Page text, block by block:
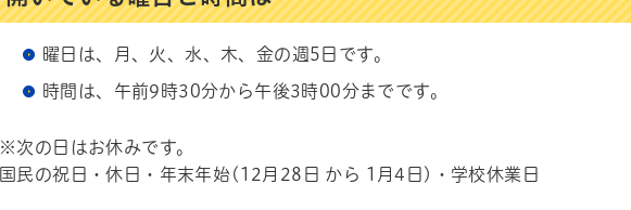
曜日は、月、火、水、木、金の週5日です。
時間は、午前9時30分から午後3時00分までです。
※次の日はお休みです。
国民の祝日・休日・年末年始(12月28日 から 1月4日)・学校休業日